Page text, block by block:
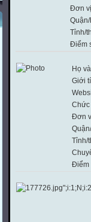
Đơn vị
Tỉnh/
Điểm
Họ
Giới
Chức
Đơn
Tỉnh/
Điểm